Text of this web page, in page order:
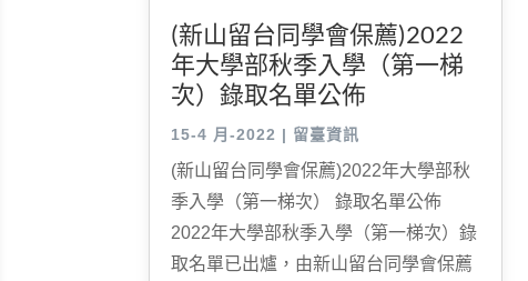
(新山留台同學會保薦)2022
年大學部秋季入學（第一梯
次）錄取名單公佈
15-4 月-2022 | 留臺資訊
(新山留台同學會保薦)2022年大學部秋
季入學（第一梯次） 錄取名單公佈
2022年大學部秋季入學（第一梯次）錄
取名單已出爐，由新山留台同學會保薦